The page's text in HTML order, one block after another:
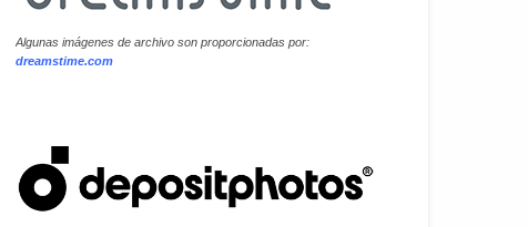
Algunas imágenes de archivo son proporcionadas por:
dreamstime.com